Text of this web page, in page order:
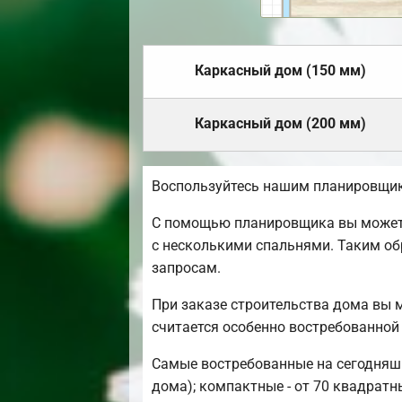
Каркасный дом (150 мм)
Каркасный дом (200 мм)
Воспользуйтесь нашим
С помощью планировщика вы
с несколькими спальнями. Таким
запросам.
При заказе строительства дома вы
считается особенно
Самые востребованные на
дома); компактные - от 70